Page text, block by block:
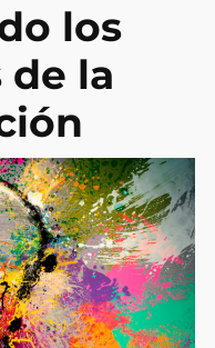
los
de la